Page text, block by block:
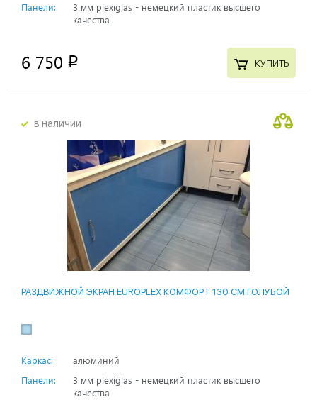
Панели:
3 мм plexiglas - немецкий пластик высшего
качества
6 750 p КУПИТЬ
в наличии
РАЗДВИЖНОЙ ЭКРАН EUROPLEX КОМФОРТ 130 СМ ГОЛУБОЙ
Каркас:
алюминий
Панели:
3 мм plexiglas - немецкий пластик высшего
качества